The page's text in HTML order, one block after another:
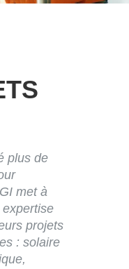
plus de
met à
projets
: solaire